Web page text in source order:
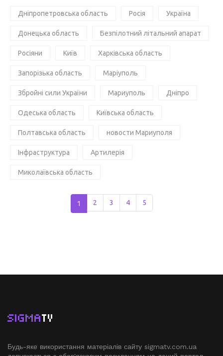
Дніпропетровська область Росія Україна
Донецька область Безпілотний літальний апарат
Росіяни Київ Харківська область
Запорізька область Маріуполь
Збройні сили України Мариуполь Дніпро
Одеська область Київська область
Полтавська область новости Мариуполя
Інфраструктура Артилерія
Миколаївська область
1 2 3 4 5
SIGMATV
Будь-яке використання матеріалів сайту sigmatv.com.ua